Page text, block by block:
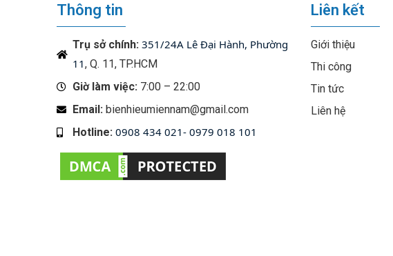
Thông tin
Trụ sở chính: 351/24A Lê Đại Hành, Phường
11, Q. 11, TP.HCM
Giờ làm việc: 7:00 – 22:00
Email: bienhieumiennam@gmail.com
Hotline: 0908 434 021- 0979 018 101
Liên kết
Giới thiệu
Thi công
Tin tức
Liên hệ